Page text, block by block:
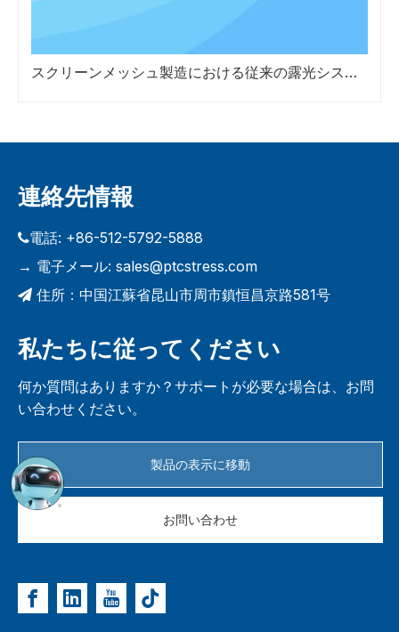
スクリーンメッシュ製造における従来の露光システムに対するレーザーダイレクトイメージング装置の利点
連絡先情報
電話: +86-512-5792-5888
→ 電子メール: sales@ptcstress.com
 住所：中国江蘇省昆山市周市鎮恒昌京路581号
私たちに従ってください
何か質問はありますか？サポートが必要な場合は、お問
い合わせください。
製品の表示に移動
お問い合わせ